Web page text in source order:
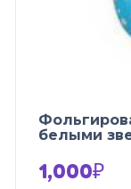
белыми
1,000₽